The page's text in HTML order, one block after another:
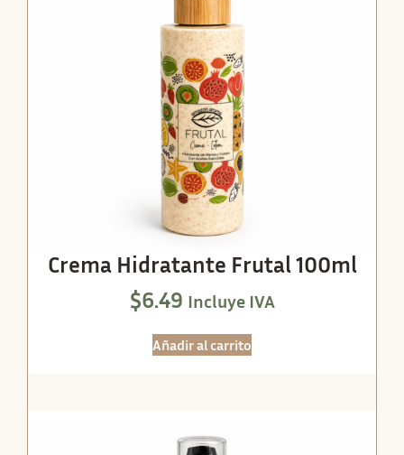
Crema Hidratante Frutal 100ml
$6.49 Incluye IVA
Añadir al carrito